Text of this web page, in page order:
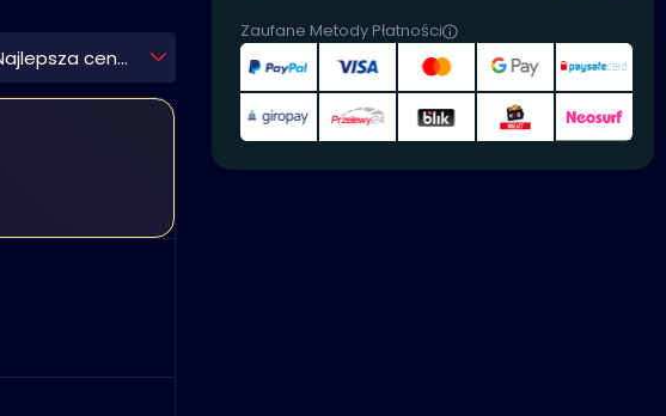
Najlepsza cena
Zaufane Metody Płatności